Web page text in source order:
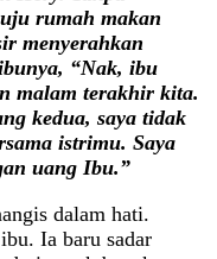
rumah makan
menyerahkan
“Nak, ibu
malam terakhir kita.
kedua, saya tidak
istrimu. Saya
uang Ibu.”
dalam hati.
Ia baru sadar